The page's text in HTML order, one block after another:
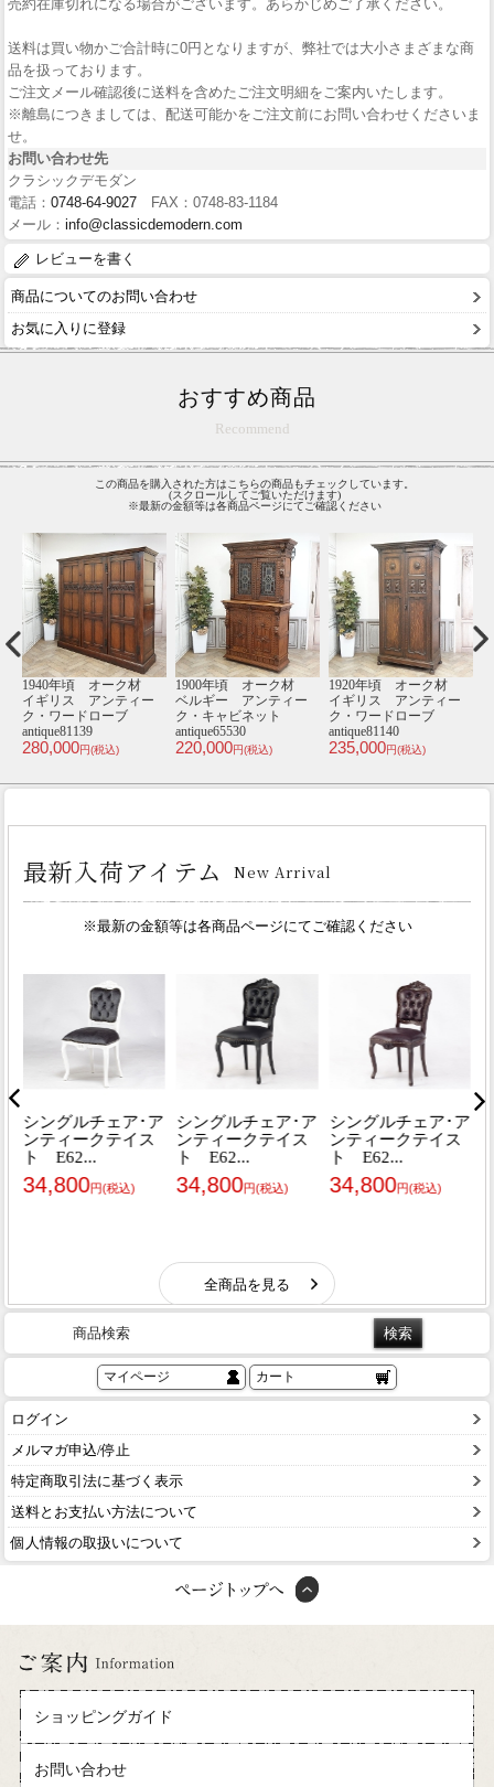
売約在庫切れになる場合がございます。あらかじめご了承ください。
送料は買い物かご合計時に0円となりますが、弊社では大小さまざまな商
品を扱っております。
ご注文メール確認後に送料を含めたご注文明細をご案内いたします。
※離島につきましては、配送可能かをご注文前にお問い合わせくださいま
せ。
お問い合わせ先
クラシックデモダン
電話： 0748-64-9027 FAX：0748-83-1184
メール： info@classicdemodern.com
レビューを書く
商品についてのお問い合わせ
お気に入りに登録
おすすめ商品
Recommend
この商品を購入された方はこちらの商品もチェックしています。
(スクロールしてご覧いただけます)
※最新の金額等は各商品ページにてご確認ください
1940年頃 オーク材
イギリス アンティー
ク・ワードローブ
antique81139
280,000円(税込)
1900年頃 オーク材
ベルギー アンティー
ク・キャビネット
antique65530
220,000円(税込)
1920年頃 オーク材
イギリス アンティー
ク・ワードローブ
antique81140
235,000円(税込)
商品検索
マイページ カート
ログイン
メルマガ申込/停止
特定商取引法に基づく表示
送料とお支払い方法について
個人情報の取扱いについて
ショッピングガイド
お問い合わせ